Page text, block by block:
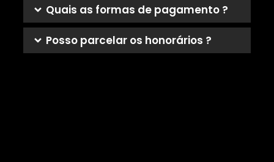
Quais as formas de pagamento ?
Posso parcelar os honorários ?